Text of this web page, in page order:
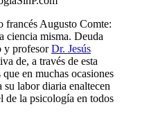
francés Augusto Comte:
ciencia misma. Deuda
y profesorDr. Jesús
de, a través de esta
en muchas ocasiones
su labor diaria enaltecen
de la psicología en todos